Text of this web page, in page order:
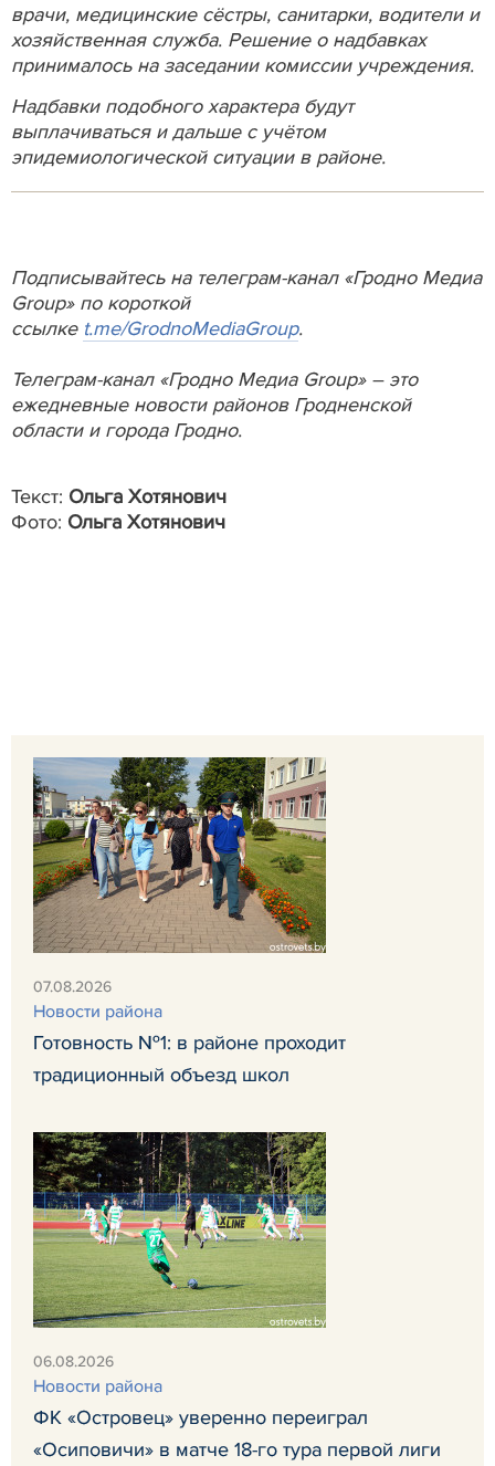
врачи, медицинские сёстры, санитарки, водители и
хозяйственная служба. Решение о надбавках
принималось на заседании комиссии учреждения.
Надбавки подобного характера будут
выплачиваться и дальше с учётом
эпидемиологической ситуации в районе.
Подписывайтесь на телеграм-канал «Гродно Медиа
Group» по короткой
ссылке t.me/GrodnoMediaGroup.
Телеграм-канал «Гродно Медиа Group» – это
ежедневные новости районов Гродненской
области и города Гродно.
Текст: Ольга Хотянович
Фото: Ольга Хотянович
07.08.2026
Новости района
Готовность №1: в районе проходит
традиционный объезд школ
06.08.2026
Новости района
ФК «Островец» уверенно переиграл
«Осиповичи» в матче 18-го тура первой лиги